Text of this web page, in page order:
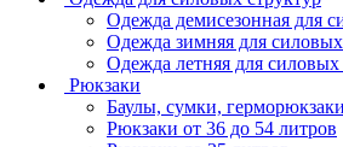
Одежда демисезонная для
Одежда зимняя для
Одежда летняя для силовых
Рюкзаки
Баулы, сумки, герморюкзаки
Рюкзаки от 36 до 54 литров